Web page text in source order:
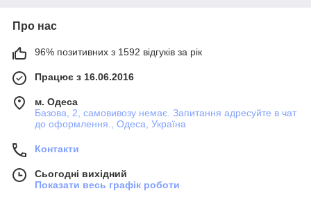
Про нас
96% позитивних з 1592 відгуків за рік
Працює з 16.06.2016
м. Одеса
Базова, 2, самовивозу немає. Запитання адресуйте в чат
до оформлення., Одеса, Україна
Контакти
Сьогодні вихідний
Показати весь графік роботи